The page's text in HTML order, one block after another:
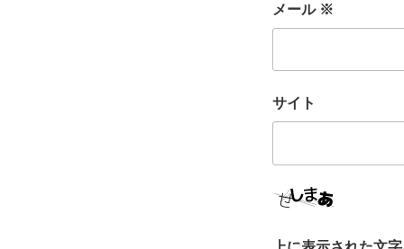
メール ※
サイト